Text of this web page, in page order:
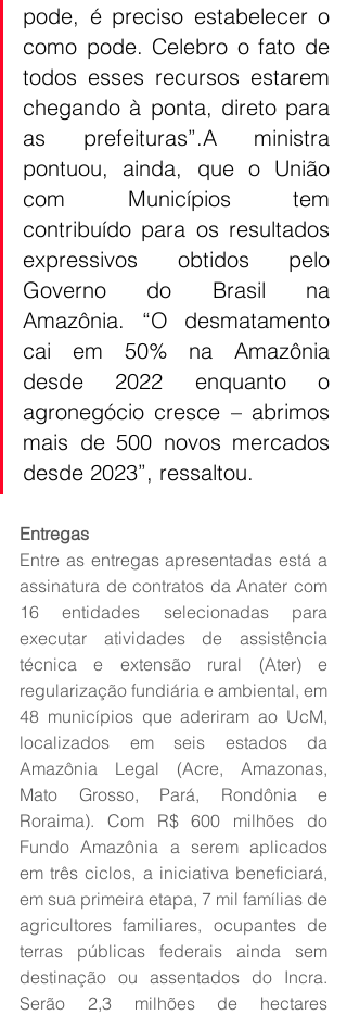
pode, é preciso estabelecer o
como pode. Celebro o fato de
todos esses recursos estarem
chegando à ponta, direto para
as prefeituras”.A ministra
pontuou, ainda, que o União
com Municípios tem
contribuído para os resultados
expressivos obtidos pelo
Governo do Brasil na
Amazônia. “O desmatamento
cai em 50% na Amazônia
desde 2022 enquanto o
agronegócio cresce – abrimos
mais de 500 novos mercados
desde 2023”, ressaltou.
Entregas
Entre as entregas apresentadas está a
assinatura de contratos da Anater com
16 entidades selecionadas para
executar atividades de assistência
técnica e extensão rural (Ater) e
regularização fundiária e ambiental, em
48 municípios que aderiram ao UcM,
localizados em seis estados da
Amazônia Legal (Acre, Amazonas,
Mato Grosso, Pará, Rondônia e
Roraima). Com R$ 600 milhões do
Fundo Amazônia a serem aplicados
em três ciclos, a iniciativa beneficiará,
em sua primeira etapa, 7 mil famílias de
agricultores familiares, ocupantes de
terras públicas federais ainda sem
destinação ou assentados do Incra.
Serão 2,3 milhões de hectares